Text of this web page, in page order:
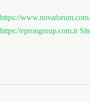
https://
https://eprongroup.com.tr